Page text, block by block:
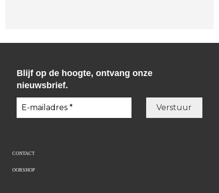
Blijf op de hoogte, ontvang onze
nieuwsbrief.
CONTACT
OORSHOP